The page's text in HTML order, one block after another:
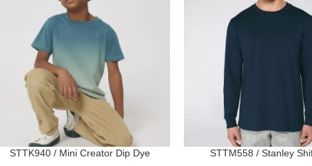
STTK940 / Mini Creator Dip Dye STTM558 / Stanley